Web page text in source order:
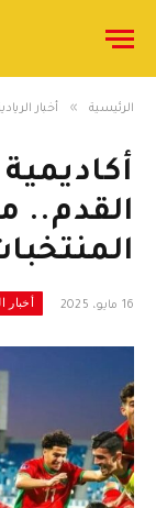
الرئيسية » أخبار
القدم..
16 مايو، 2025 أخبار